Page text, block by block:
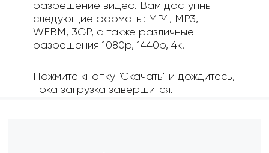
разрешение видео. Вам доступны
следующие форматы: MP4, MP3,
WEBM, 3GP, а также различные
разрешения 1080p, 1440p, 4k.
Нажмите кнопку "Скачать" и дождитесь,
пока загрузка завершится.